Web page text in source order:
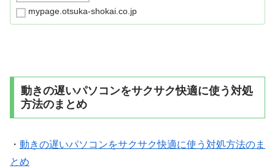
mypage.otsuka-shokai.co.jp
動きの遅いパソコンをサクサク快適に使う対処
方法のまとめ
・ 動きの遅いパソコンをサクサク快適に使う対処方法のま
とめ